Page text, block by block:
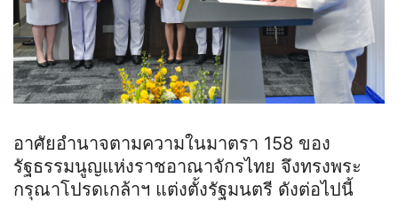
อาศัยอำนาจตามความในมาตรา 158 ของ
รัฐธรรมนูญแห่งราชอาณาจักรไทย จึงทรงพระ
กรุณาโปรดเกล้าฯ แต่งตั้งรัฐมนตรี ดังต่อไปนี้